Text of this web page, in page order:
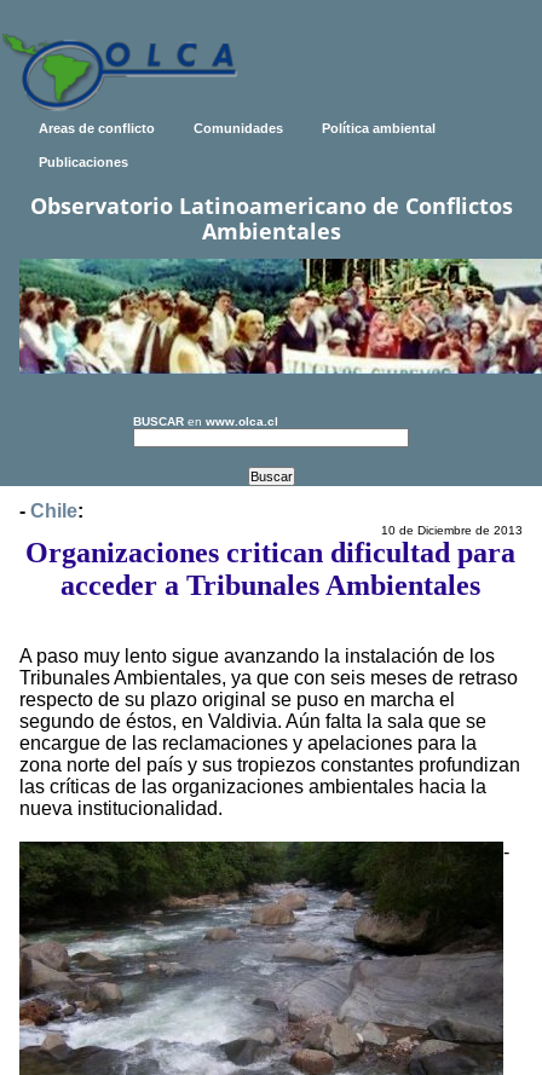
Areas de conflicto Comunidades Política ambiental
Publicaciones
Observatorio Latinoamericano de Conflictos
Ambientales
BUSCAR en www.olca.cl
- Chile:
10 de Diciembre de 2013
Organizaciones critican dificultad para
acceder a Tribunales Ambientales
A paso muy lento sigue avanzando la instalación de los
Tribunales Ambientales, ya que con seis meses de retraso
respecto de su plazo original se puso en marcha el
segundo de éstos, en Valdivia. Aún falta la sala que se
encargue de las reclamaciones y apelaciones para la
zona norte del país y sus tropiezos constantes profundizan
las críticas de las organizaciones ambientales hacia la
nueva institucionalidad.
-